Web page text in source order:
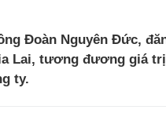
Đoàn Nguyên Đức,
Lai, tương đương giá
ty.